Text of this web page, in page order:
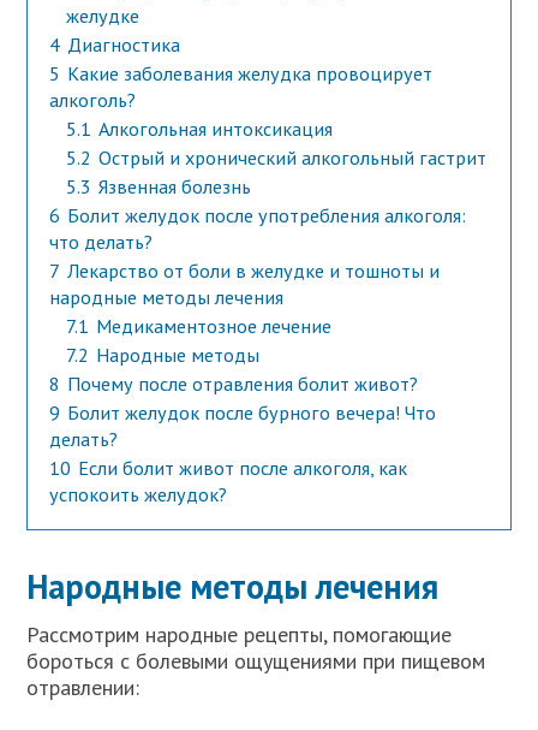
желудке
4 Диагностика
5 Какие заболевания желудка провоцирует
алкоголь?
5.1 Алкогольная интоксикация
5.2 Острый и хронический алкогольный гастрит
5.3 Язвенная болезнь
6 Болит желудок после употребления алкоголя:
что делать?
7 Лекарство от боли в желудке и тошноты и
народные методы лечения
7.1 Медикаментозное лечение
7.2 Народные методы
8 Почему после отравления болит живот?
9 Болит желудок после бурного вечера! Что
делать?
10 Если болит живот после алкоголя, как
успокоить желудок?
Народные методы лечения
Рассмотрим народные рецепты, помогающие
бороться с болевыми ощущениями при пищевом
отравлении: